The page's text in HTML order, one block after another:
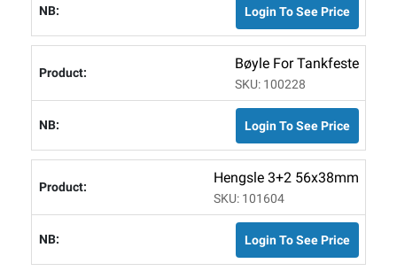
Login To See Price
Bøyle For Tankfeste
SKU: 100228
Login To See Price
Hengsle 3+2 56x38mm
SKU: 101604
Login To See Price